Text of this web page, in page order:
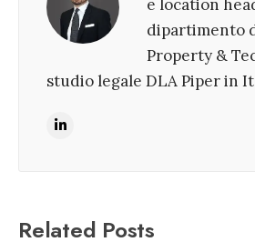
e location
dipartimento
Property &
studio legale DLA Piper in
Related Posts